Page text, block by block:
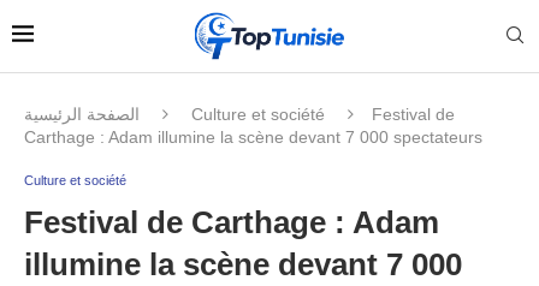
الصفحة الرئيسية Culture et société
Festival de
Carthage : Adam illumine la scène devant 7 000 spectateurs
Culture et société
Festival de Carthage : Adam
illumine la scène devant 7 000